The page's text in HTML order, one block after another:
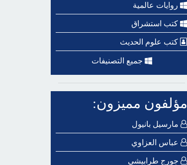
روايات عالمية
كتب استشراق
كتب علوم الحديث
جميع التصنيفات
مؤلفون مميزون:
مارسيل بانيول
عباس العزاوي
جورج طرابيشي